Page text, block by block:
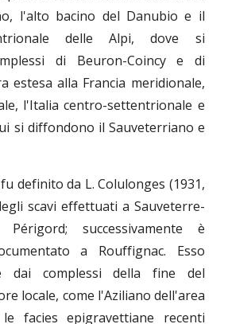
l'alto bacino del Danubio e il
delle Alpi, dove si
di Beuron-Coincy e di
estesa alla Francia meridionale,
l'Italia centro-settentrionale e
si diffondono il Sauveterriano e
fu definito da L. Colulonges (1931,
scavi effettuati a Sauveterre-
Périgord; successivamente è
a Rouffignac. Esso
dai complessi della fine del
locale, come l'Aziliano dell'area
facies epigravettiane recenti